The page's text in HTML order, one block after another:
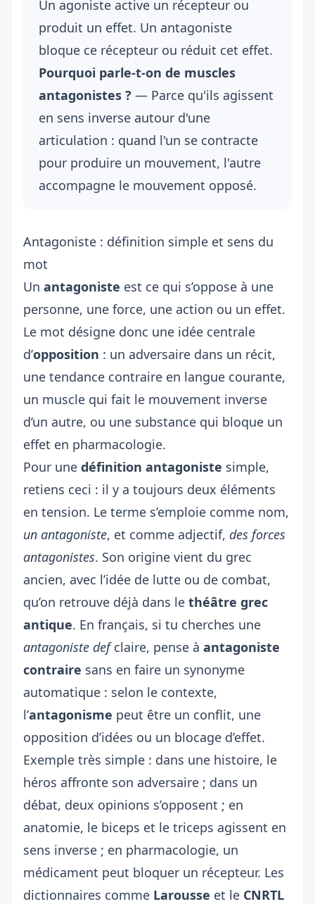
Un agoniste active un récepteur ou
produit un effet. Un antagoniste
bloque ce récepteur ou réduit cet effet.
Pourquoi parle-t-on de muscles
antagonistes ? — Parce qu'ils agissent
en sens inverse autour d'une
articulation : quand l'un se contracte
pour produire un mouvement, l'autre
accompagne le mouvement opposé.
Antagoniste : définition simple et sens du
mot
Un antagoniste est ce qui s’oppose à une
personne, une force, une action ou un effet.
Le mot désigne donc une idée centrale
d’opposition : un adversaire dans un récit,
une tendance contraire en langue courante,
un muscle qui fait le mouvement inverse
d’un autre, ou une substance qui bloque un
effet en pharmacologie.
Pour une définition antagoniste simple,
retiens ceci : il y a toujours deux éléments
en tension. Le terme s’emploie comme nom,
un antagoniste, et comme adjectif, des forces
antagonistes. Son origine vient du grec
ancien, avec l’idée de lutte ou de combat,
qu’on retrouve déjà dans le théâtre grec
antique. En français, si tu cherches une
antagoniste defclaire, pense à antagoniste
contraire sans en faire un synonyme
automatique : selon le contexte,
l’antagonisme peut être un conflit, une
opposition d’idées ou un blocage d’effet.
Exemple très simple : dans une histoire, le
héros affronte son adversaire ; dans un
débat, deux opinions s’opposent ; en
anatomie, le biceps et le triceps agissent en
sens inverse ; en pharmacologie, un
médicament peut bloquer un récepteur. Les
dictionnaires comme Larousse et le CNRTL